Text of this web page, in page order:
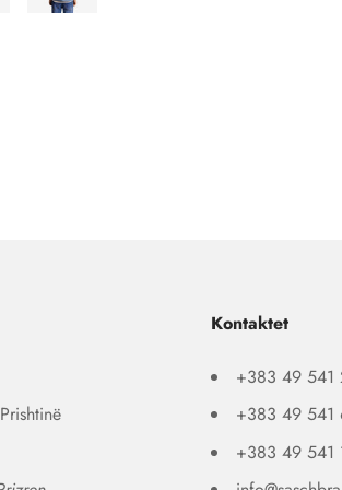
Kontaktet
+383 49 541
+383 49 541
+383 49 541